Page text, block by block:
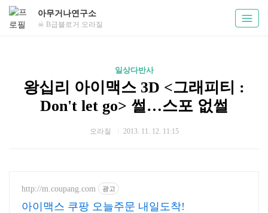
아무거나연구소
☠ B급블로거 오라질
일상다반사
왕십리 아이맥스 3D <그래피티 :
Don't let go> 썰…스포 없썰
오라질 2013. 11. 12. 11:15
http://m.coupang.com 광고
아이맥스 쿠팡 오늘주문 내일도착!